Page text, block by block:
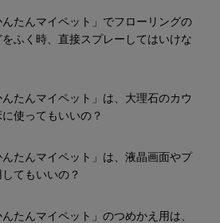
んたんマイペット」でフローリングの
ふく時、直接スプレーしてはいけな
んたんマイペット」は、大理石のカウ
使ってもいいの？
んたんマイペット」は、液晶画面やプ
てもいいの？
んたんマイペット」のつめかえ用は、